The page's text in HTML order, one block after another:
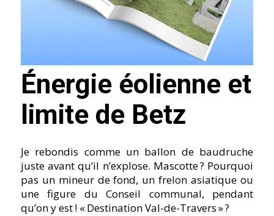
Énergie éolienne et
limite de Betz
Je rebondis comme un ballon de baudruche
juste avant qu’il n’explose. Mascotte ? Pourquoi
pas un mineur de fond, un frelon asiatique ou
une figure du Conseil communal, pendant
qu’on y est ! « Destination Val-de-Travers » ?